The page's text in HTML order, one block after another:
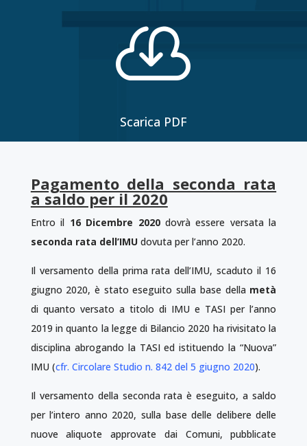

Scarica PDF
Pagamento della seconda rata
a saldo per il 2020
Entro il 16 Dicembre 2020 dovrà essere versata la
seconda rata dell’IMUdovuta per l’anno 2020.
Il versamento della prima rata dell’IMU, scaduto il 16
giugno 2020, è stato eseguito sulla base della metà
di quanto versato a titolo di IMU e TASI per l’anno
2019 in quanto la legge di Bilancio 2020 ha rivisitato la
disciplina abrogando la TASI ed istituendo la “Nuova”
IMU (cfr. Circolare Studio n. 842 del 5 giugno 2020).
Il versamento della seconda rata è eseguito, a saldo
per l’intero anno 2020, sulla base delle delibere delle
nuove aliquote approvate dai Comuni, pubblicate